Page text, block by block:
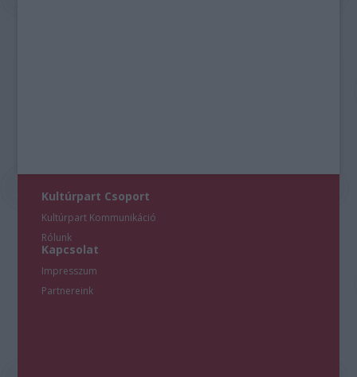
Kultúrpart Csoport
Kultúrpart Kommunikáció
Rólunk
Kapcsolat
Impresszum
Partnereink